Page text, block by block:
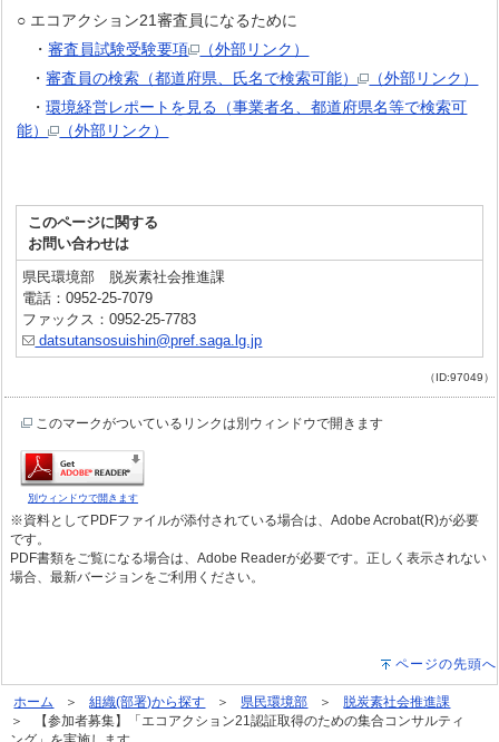
○ エコアクション21審査員になるために
・審査員試験受験要項
（外部リンク）
・審査員の検索（都道府県、氏名で検索可能）
（外部リンク）
・環境経営レポートを見る（事業者名、都道府県名等で検索可
能）
（外部リンク）
このページに関する
お問い合わせは
県民環境部 脱炭素社会推進課
電話：0952-25-7079
ファックス：0952-25-7783
datsutansosuishin@pref.saga.lg.jp
（ID:97049）
このマークがついているリンクは別ウィンドウで開きます
別ウィンドウで開きます
※資料としてPDFファイルが添付されている場合は、Adobe Acrobat(R)が必要
です。
PDF書類をご覧になる場合は、Adobe Readerが必要です。正しく表示されない
場合、最新バージョンをご利用ください。
ページの先頭へ
ホーム 組織(部署)から探す 県民環境部
脱炭素社会推進課
【参加者募集】「エコアクション21認証取得のための集合コンサルティ